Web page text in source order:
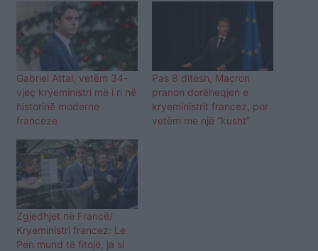
Gabriel Attal, vetëm 34-
vjeç kryeministri më i ri në
historinë moderne
franceze
Pas 8 ditësh, Macron
pranon dorëheqjen e
kryeministrit francez, por
vetëm me një “kusht”
Zgjedhjet në Francë/
Kryeministri francez: Le
Pen mund të fitojë, ja si